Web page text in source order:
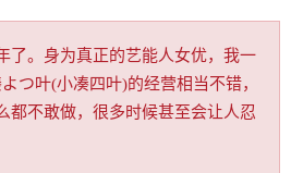
了。身为真正的艺能人女优，我一
つ叶(小凑四叶)的经营相当不错，
都不敢做，很多时候甚至会让人忍